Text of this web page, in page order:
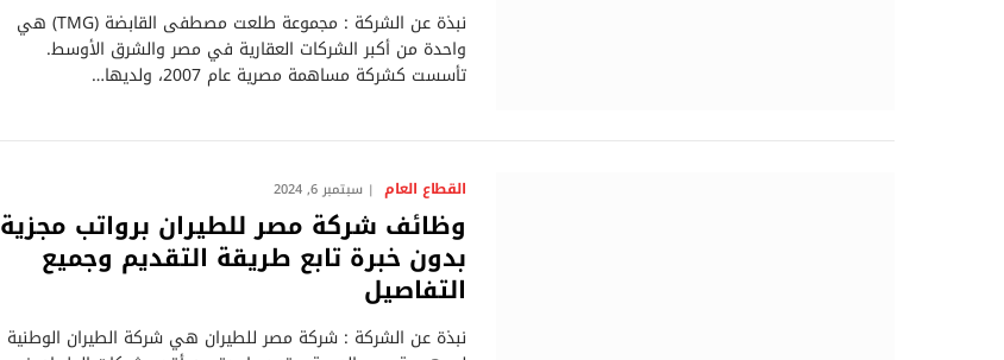
نبذة عن الشركة : مجموعة طلعت مصطفى القابضة (TMG) هي
واحدة من أكبر الشركات العقارية في مصر والشرق الأوسط.
تأسست كشركة مساهمة مصرية عام 2007، ولديها…
القطاع العام سبتمبر 6, 2024
وظائف شركة مصر للطيران برواتب مجزية
بدون خبرة تابع طريقة التقديم وجميع
التفاصيل
نبذة عن الشركة : شركة مصر للطيران هي شركة الطيران الوطنية